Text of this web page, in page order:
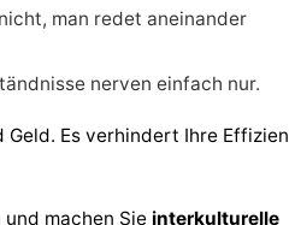
man redet aneinander
nerven einfach nur.
Geld. Es verhindert Ihre
machen Sie interkulturelle